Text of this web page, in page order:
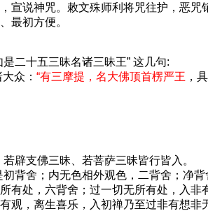
宣说神咒。敕文殊师利将咒往护，恶
最初方便。
二十五三昧名诸三昧王” 这几句:
众： “有三摩提，名大佛顶首楞严王 ，
支佛三昧、若菩萨三昧皆行皆入。
背舍；内无色相外观色，二背舍；净
有处，六背舍；过一切无所有处，入
，离生喜乐，入初禅乃至过非有想非